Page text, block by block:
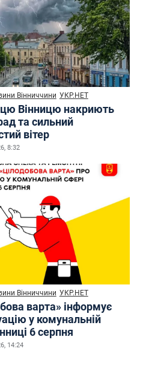
Вінниччини УКР.НЕТ
Вінницю накриють
та сильний
вітер
8:32
Вінниччини УКР.НЕТ
варта» інформує
у комунальній
6 серпня
14:24